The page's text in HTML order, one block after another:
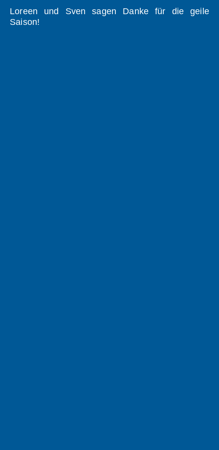
Loreen und Sven sagen Danke für die geile
Saison!